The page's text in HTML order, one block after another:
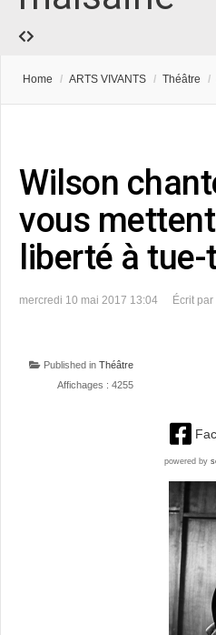
Home / ARTS VIVANTS / Théâtre /
Wilson
vous
liberté à
mercredi 10 mai 2017 13:04 Écrit
Published in Théâtre
Affichages : 4255
powered by